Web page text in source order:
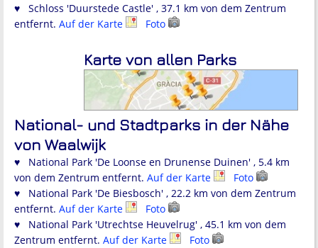
♥ Schloss 'Duurstede Castle' , 37.1 km von dem Zentrum
entfernt. Auf der Karte Foto
Karte von allen Parks
National- und Stadtparks in der Nähe
von Waalwijk
♥ National Park 'De Loonse en Drunense Duinen' , 5.4 km
von dem Zentrum entfernt. Auf der Karte
Foto
♥ National Park 'De Biesbosch' , 22.2 km von dem Zentrum
entfernt. Auf der Karte
Foto
♥ National Park 'Utrechtse Heuvelrug' , 45.1 km von dem
Zentrum entfernt. Auf der Karte
Foto